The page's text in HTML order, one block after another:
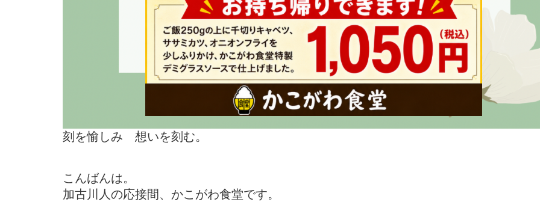
刻を愉しみ 想いを刻む。
こんばんは。
加古川人の応接間、かこがわ食堂です。